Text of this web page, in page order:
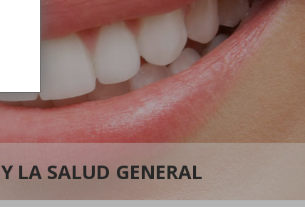
LA SALUD GENERAL